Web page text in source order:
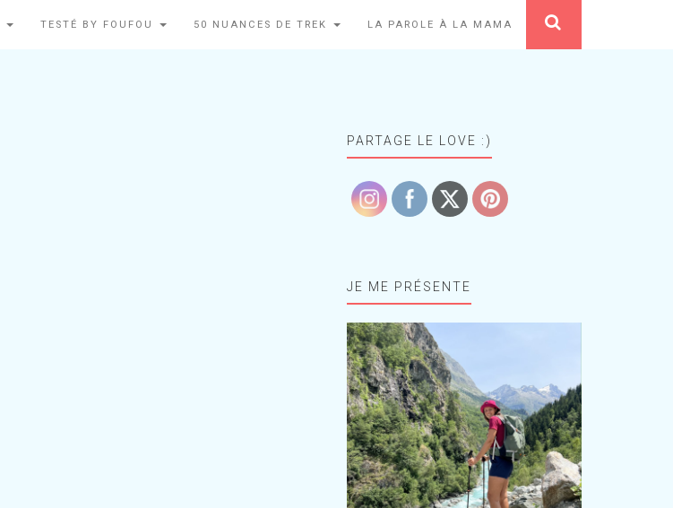
TESTÉ BY FOUFOU 50 NUANCES DE TREK LA PAROLE À LA MAMA
PARTAGE LE LOVE :)
JE ME PRÉSENTE